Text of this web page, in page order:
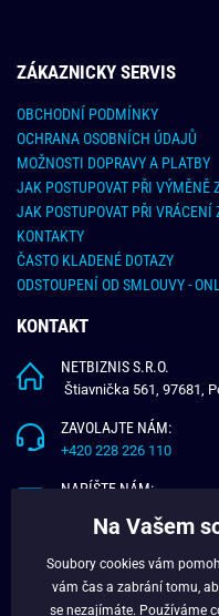
ZÁKAZNICKY SERVIS
OBCHODNÍ PODMÍNKY
OCHRANA OSOBNÍCH ÚDAJŮ
MOŽNOSTI DOPRAVY A PLATBY
JAK POSTUPOVAT PŘI VÝMĚNĚ
JAK POSTUPOVAT PŘI VRÁCENÍ
KONTAKTY
ČASTO KLADENÉ DOTAZY
ODSTOUPENÍ OD SMLOUVY -
KONTAKT
NETBIZNIS S.R.O.
Štiavnička 561, 97681,
ZAVOLAJTE NÁM:
+420 228 226 110
NAPÍŠTE NÁM:
O NÁS
Na Vašem
Soubory cookies vám
vám čas a zabrání tomu,
se nezajímáte. Používáme